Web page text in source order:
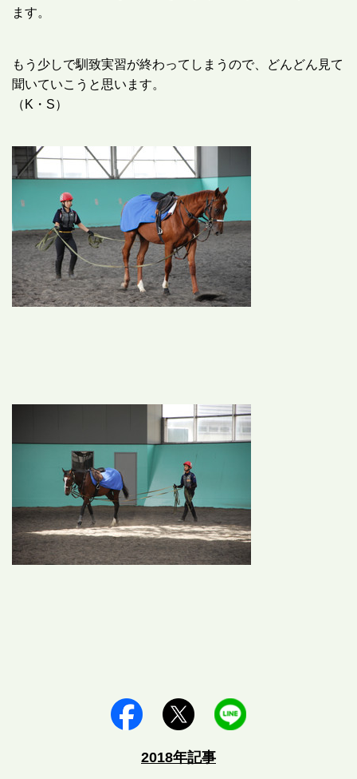
ます。
もう少しで馴致実習が終わってしまうので、どんどん見て
聞いていこうと思います。
（K・S）
2018年記事